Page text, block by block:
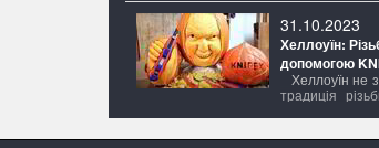
до 30.11.23 в
чекають
той день,
знижкою на всі
31.10.2023
Хеллоуїн:
допомогою
Хеллоуїн не
традиція
CutiX®